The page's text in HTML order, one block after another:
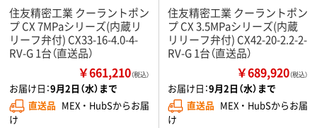
住友精密工業 クーラントポン
プ CX 7MPaシリーズ(内蔵リ
リーフ弁付) CX33-16-4.0-4-
RV-G 1台（直送品）
￥661,210（税込）
お届け日：9月2日（水）まで
直送品 MEX ・ HubSからお届
け
住友精密工業 クーラントポン
プ CX 3.5MPaシリーズ(内蔵
リリーフ弁付) CX42-20-2.2-2-
RV-G 1台（直送品）
￥689,920（税込）
お届け日：9月2日（水）まで
直送品 MEX ・ HubSからお届
け